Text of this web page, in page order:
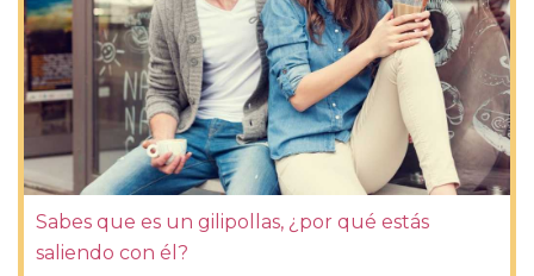
Sabes que es un gilipollas, ¿por qué estás
saliendo con él?